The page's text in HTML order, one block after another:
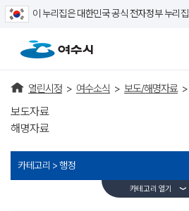
이 누리집은 대한민국 공식 전자정부 누리
열린시정 > 여수소식 > 보도/해명자료 >
보도자료
해명자료
카테고리 >행정
카테고리 열기